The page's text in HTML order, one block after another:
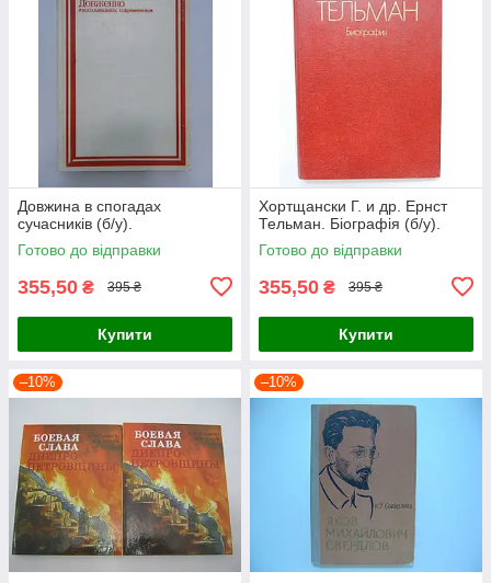
Довжина в спогадах
сучасників (б/у).
Готово до відправки
355,50 ₴ 395 ₴
Купити
Хортщански Г. и др. Ернст
Тельман. Біографія (б/у).
Готово до відправки
355,50 ₴ 395 ₴
Купити
–10% –10%